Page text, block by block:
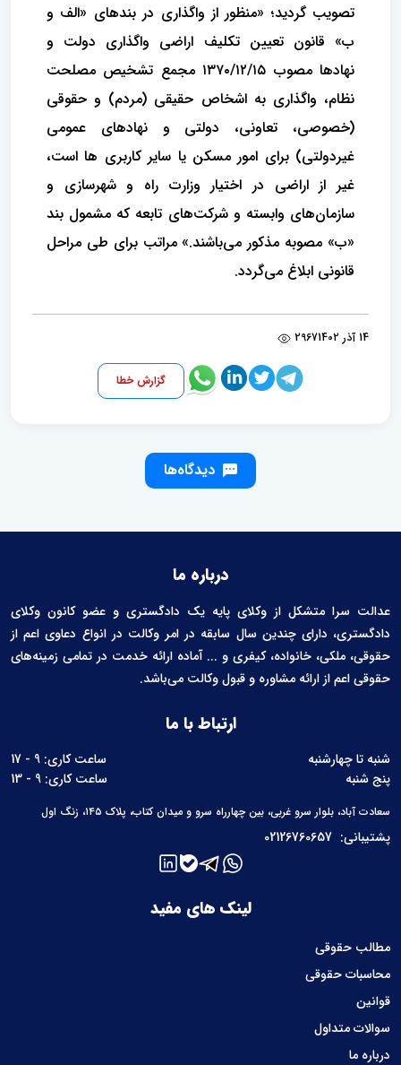
تصویب گردید؛ «منظور از واگذاری در بندهای «الف و
ب» قانون تعیین تکلیف اراضی واگذاری دولت و
نهادها مصوب ۱۳۷۰/۱۲/۱۵ مجمع تشخیص مصلحت
نظام، واگذاری به اشخاص حقیقی (مردم) و حقوقی
(خصوصی، تعاونی، دولتی و نهادهای عمومی
غیردولتی) برای امور مسکن یا سایر کاربری ها است،
غیر از اراضی در اختیار وزارت راه و شهرسازی و
سازمان‌های وابسته و شرکت‌های تابعه که مشمول بند
«ب» مصوبه مذکور می‌باشند.» مراتب برای طی مراحل
قانونی ابلاغ می‌گردد.
14 آذر 1402 2967
گزارش خطا
دیدگاه‌ها
درباره ما
عدالت سرا متشکل از وکلای پایه یک دادگستری و عضو کانون وکلای
دادگستری، دارای چندین سال سابقه در امر وکالت در انواع دعاوی اعم از
حقوقی، ملکی، خانواده، کیفری و ... آماده ارائه خدمت در تمامی زمینه‌های
حقوقی اعم از ارائه مشاوره و قبول وکالت می‌باشد.
لینک های مفید
مطالب حقوقی
محاسبات حقوقی
قوانین
سوالات متداول
درباره ما
ارتباط با ما
شنبه تا چهارشنبه
ساعت کاری: 9 - 17
پنج شنبه
ساعت کاری: 9 - 13
سعادت آباد، بلوار سرو غربی، بین چهارراه سرو و میدان کتاب، پلاک ۱۴۵، زنگ اول
پشتیبانی: 02126760657